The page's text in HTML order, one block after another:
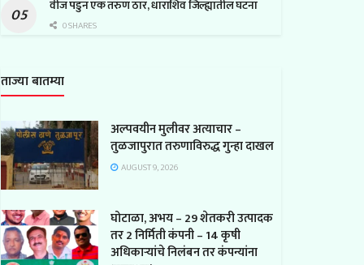
वीज पडुन एक तरुण ठार, धाराशिव जिल्ह्यातील घटना
0 SHARES
ताज्या बातम्या
अल्पवयीन मुलीवर अत्याचार –
तुळजापुरात तरुणाविरुद्ध गुन्हा दाखल
AUGUST 9, 2026
घोटाळा, अभय – 29 शेतकरी उत्पादक
तर 2 निर्मिती कंपनी – 14 कृषी
अधिकाऱ्यांचे निलंबन तर कंपन्यांना